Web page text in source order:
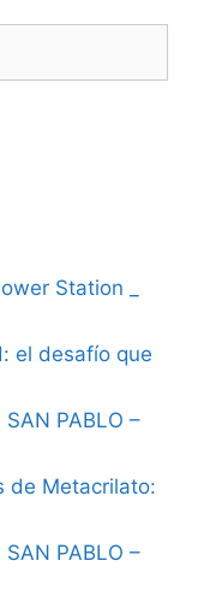
Station _
el desafío que
SAN PABLO –
de Metacrilato:
SAN PABLO –